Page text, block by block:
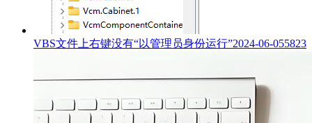
VBS文件上右键没有“以管理员身份运行”2024-06-055823